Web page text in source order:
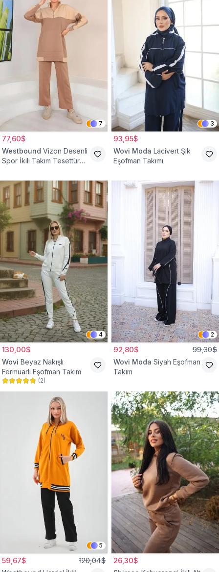
7
77,60$
Westbound Vizon Desenli
Spor İkili Takım Tesettür
3
93,95$
Wovi Moda Lacivert Şık
Eşofman Takımı
4
130,00$
Wovi Beyaz Nakışlı
Fermuarlı Eşofman Takım
(2)
2
92,80$ 99,30$
Wovi Moda Siyah Eşofman
Takım
5
59,67$ 120,04$ 26,30$